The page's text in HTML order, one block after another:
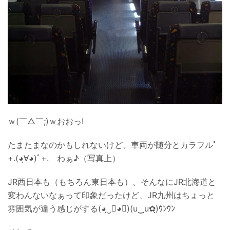
ｗ(￣△￣;)ｗおおっ!
たまたまなのかもしれないけど、車両が随分とカラフルﾟ
+.(◕ฺ∀◕)ﾟ+. わぁ♪（写真上）
JR西日本も（もちろん東日本も）、そんなにJR北海道と
変わんないなぁって印象だったけど、JR九州はちょっと
雰囲気が違う感じがする(◕ฺ‿ฺ◕✿)(u‿ฺu✿ฺ)ｳﾝｳﾝ